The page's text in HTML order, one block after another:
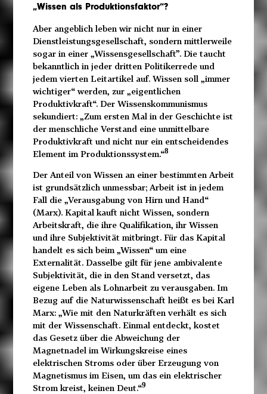
„Wissen als Produktionsfaktor“?
Aber angeblich leben wir nicht nur in einer
Dienstleistungsgesellschaft, sondern mittlerweile
sogar in einer „Wissensgesellschaft”. Die taucht
bekanntlich in jeder dritten Politikerrede und
jedem vierten Leitartikel auf. Wissen soll „immer
wichtiger“ werden, zur „eigentlichen
Produktivkraft“. Der Wissenskommunismus
sekundiert: „Zum ersten Mal in der Geschichte ist
der menschliche Verstand eine unmittelbare
Produktivkraft und nicht nur ein entscheidendes
Element im Produktionssystem.“8
Der Anteil von Wissen an einer bestimmten Arbeit
ist grundsätzlich unmessbar; Arbeit ist in jedem
Fall die „Verausgabung von Hirn und Hand“
(Marx). Kapital kauft nicht Wissen, sondern
Arbeitskraft, die ihre Qualifikation, ihr Wissen
und ihre Subjektivität mitbringt. Für das Kapital
handelt es sich beim „Wissen“ um eine
Externalität. Dasselbe gilt für jene ambivalente
Subjektivität, die in den Stand versetzt, das
eigene Leben als Lohnarbeit zu verausgaben. Im
Bezug auf die Naturwissenschaft heißt es bei Karl
Marx: „Wie mit den Naturkräften verhält es sich
mit der Wissenschaft. Einmal entdeckt, kostet
das Gesetz über die Abweichung der
Magnetnadel im Wirkungskreise eines
elektrischen Stroms oder über Erzeugung von
Magnetismus im Eisen, um das ein elektrischer
Strom kreist, keinen Deut.“9